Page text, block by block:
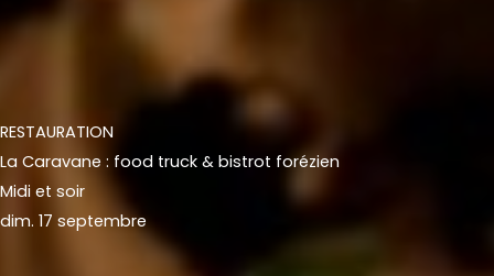
RESTAURATION
La Caravane : food truck & bistrot forézien
Midi et soir
dim. 17 septembre